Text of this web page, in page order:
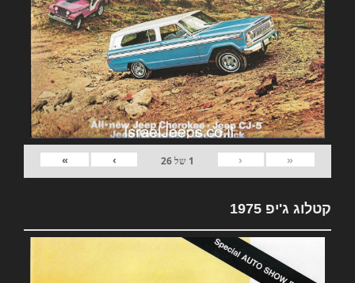
«
‹
1 של26
›
»
קטלוג ג'יפ 1975